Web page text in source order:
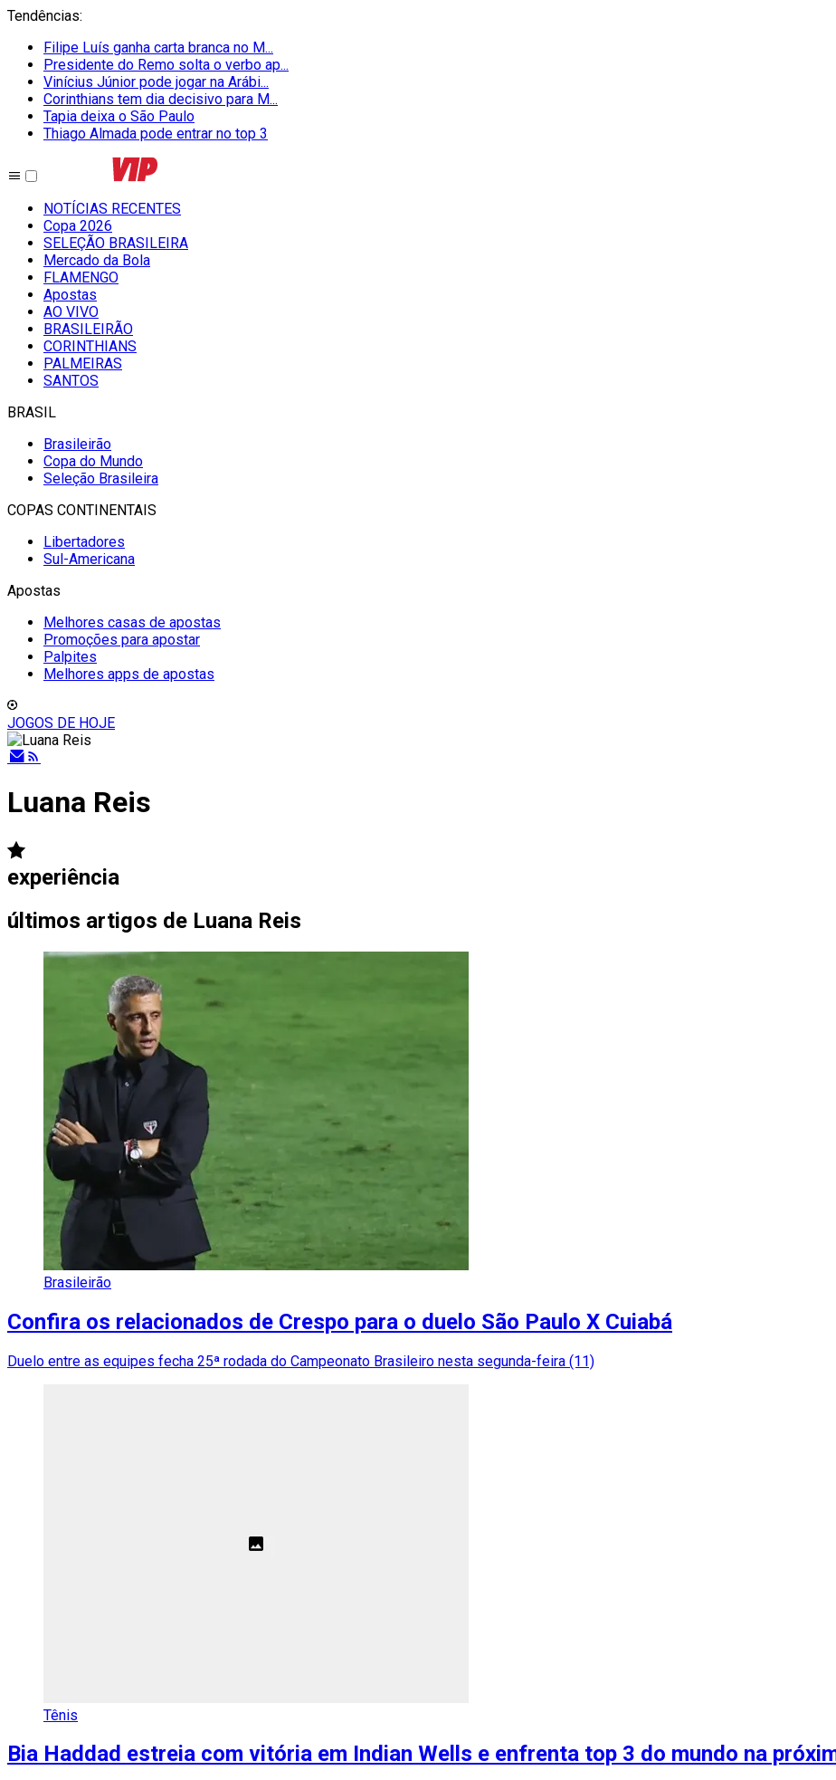
Tendências:
Filipe Luís ganha carta branca no M...
Presidente do Remo solta o verbo ap...
Vinícius Júnior pode jogar na Arábi...
Corinthians tem dia decisivo para M...
Tapia deixa o São Paulo
Thiago Almada pode entrar no top 3
NOTÍCIAS RECENTES
Copa 2026
SELEÇÃO BRASILEIRA
Mercado da Bola
FLAMENGO
Apostas
AO VIVO
BRASILEIRÃO
CORINTHIANS
PALMEIRAS
SANTOS
BRASIL
Brasileirão
Copa do Mundo
Seleção Brasileira
COPAS CONTINENTAIS
Libertadores
Sul-Americana
Apostas
Melhores casas de apostas
Promoções para apostar
Palpites
Melhores apps de apostas
JOGOS DE HOJE
Luana Reis
experiência
últimos artigos de Luana Reis
Brasileirão
Confira os relacionados de Crespo para o duelo São Paulo X Cuiabá
Duelo entre as equipes fecha 25ª rodada do Campeonato Brasileiro nesta segunda-feira (11)
Tênis
Bia Haddad estreia com vitória em Indian Wells e enfrenta top 3 do mundo na